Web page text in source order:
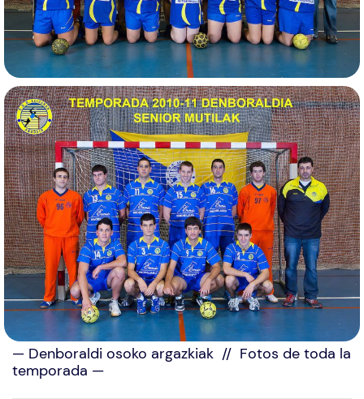
— Denboraldi osoko argazkiak // Fotos de toda la
temporada —